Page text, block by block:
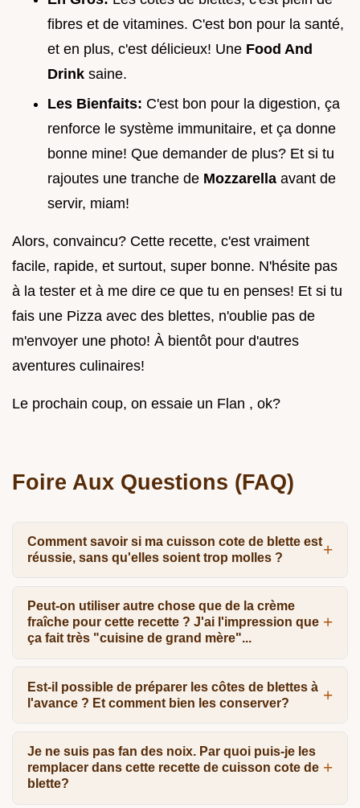
fibres et de vitamines. C'est bon pour la santé,
et en plus, c'est délicieux! Une Food And
Drink saine.
Les Bienfaits: C'est bon pour la digestion, ça
renforce le système immunitaire, et ça donne
bonne mine! Que demander de plus? Et si tu
rajoutes une tranche de Mozzarella avant de
servir, miam!
Alors, convaincu? Cette recette, c'est vraiment
facile, rapide, et surtout, super bonne. N'hésite pas
à la tester et à me dire ce que tu en penses! Et si tu
fais une Pizza avec des blettes, n'oublie pas de
m'envoyer une photo! À bientôt pour d'autres
aventures culinaires!
Le prochain coup, on essaie un Flan , ok?
Foire Aux Questions (FAQ)
Comment savoir si ma cuisson cote de blette est
réussie, sans qu'elles soient trop molles ?
Peut-on utiliser autre chose que de la crème
fraîche pour cette recette ? J'ai l'impression que
ça fait très "cuisine de grand mère"...
Est-il possible de préparer les côtes de blettes à
l'avance ? Et comment bien les conserver?
Je ne suis pas fan des noix. Par quoi puis-je les
remplacer dans cette recette de cuisson cote de
blette?